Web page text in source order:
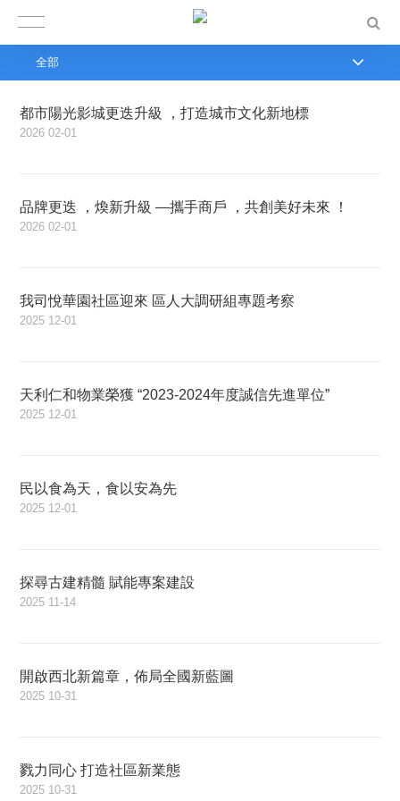
都市陽光影城更迭升級 ，打造城市文化新地標
2026 02-01
品牌更迭 ，煥新升級 —攜手商戶 ，共創美好未來 ！
2026 02-01
我司悅華園社區迎來 區人大調研組專題考察
2025 12-01
天利仁和物業榮獲 “2023-2024年度誠信先進單位”
2025 12-01
民以食為天，食以安為先
2025 12-01
探尋古建精髓 賦能專案建設
2025 11-14
開啟西北新篇章，佈局全國新藍圖
2025 10-31
戮力同心 打造社區新業態
2025 10-31
全部